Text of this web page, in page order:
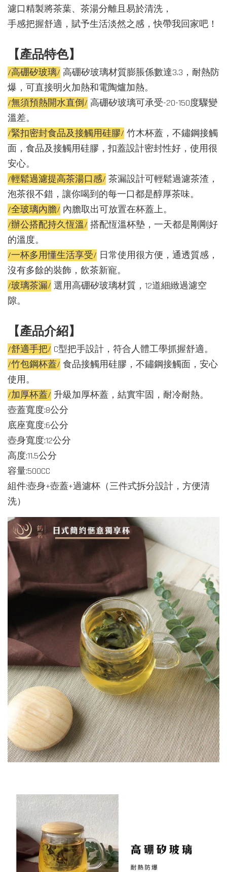
濾口精製將茶葉、茶湯分離且易於清洗，
手感把握舒適，賦予生活淡然之感，快帶我回家吧！
【產品特色】
/高硼矽玻璃/ 高硼矽玻璃材質膨脹係數達3.3，耐熱防
爆，可直接明火加熱和電陶爐加熱。
/無須預熱開水直倒/ 高硼矽玻璃可承受-20-150度驟變
溫差。
/緊扣密封食品及接觸用硅膠/ 竹木杯蓋，不鏽鋼接觸
面，食品及接觸用硅膠，扣蓋設計密封性好，使用很
安心。
/輕鬆過濾提高茶湯口感/ 茶漏設計可輕鬆過濾茶渣，
泡茶很不錯，讓你喝到的每一口都是醇厚茶味。
/全玻璃內膽/ 內膽取出可放置在杯蓋上。
/辦公搭配持久恆溫/ 搭配恆溫杯墊，一天都是剛剛好
的溫度。
/一杯多用懂生活享受/ 日常使用很方便，通透質感，
沒有多餘的裝飾，飲茶新寵。
/玻璃茶漏/ 選用高硼矽玻璃材質，12道細緻過濾空
隙。
【產品介紹】
/舒適手把/ C型把手設計，符合人體工學抓握舒適。
/竹包鋼杯蓋/ 食品接觸用硅膠，不鏽鋼接觸面，安心
使用。
/加厚杯蓋/ 升級加厚杯蓋，結實牢固，耐冷耐熱。
壺蓋寬度:8公分
底座寬度:6公分
壺身寬度:12公分
高度:11.5公分
容量:500CC
組件:壺身+壺蓋+過濾杯（三件式拆分設計，方便清
洗）